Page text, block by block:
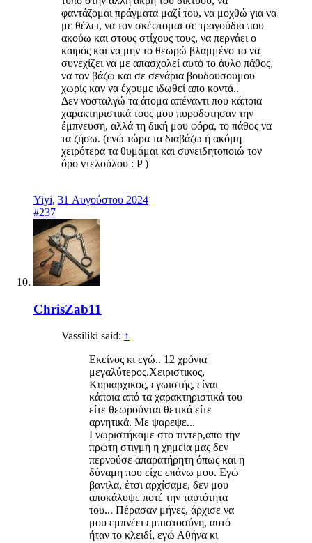
φαντάζομαι πράγματα μαζί του, να μοχθώ για να
με θέλει, να τον σκέφτομαι σε τραγούδια που
ακούω και στους στίχους τους, να περνάει ο
καιρός και να μην το θεωρώ βλαμμένο το να
συνεχίζει να με απασχολεί αυτό το άυλο πάθος,
να τον βάζω και σε σενάρια βουδουσουμου
χωρίς καν να έχουμε ιδωθεί απο κοντά..
Δεν νοσταλγώ τα άτομα απέναντι που κάποια
χαρακτηριστικά τους μου πυροδοτησαν την
έμπνευση, αλλά τη δική μου φόρα, το πάθος να
τα ζήσω. (ενώ τώρα τα διαβάζω ή ακόμη
χειρότερα τα θυμάμαι και συνειδητοποιώ τον
όρο ντελούλου : P )
Yiyi, 31 Αυγούστου 2024
#237
ChrisZab11
Vassiliki said: ↑
Εκείνος κι εγώ.. 12 χρόνια
μεγαλύτερος.Χειριστικος,
Κυριαρχικος, εγωιστής, είναι
κάποια από τα χαρακτηριστικά του
είτε θεωρούνται θετικά είτε
αρνητικά. Με ψαρεψε...
Γνωριστήκαμε στο τιντερ,απο την
πρώτη στιγμή η χημεία μας δεν
περνούσε απαρατήρητη όπως και η
δύναμη που είχε επάνω μου. Εγώ
βανιλα, έτσι αρχίσαμε, δεν μου
αποκάλυψε ποτέ την ταυτότητα
του... Πέρασαν μήνες, άρχισε να
μου εμπνέει εμπιστοσύνη, αυτό
ήταν το κλειδί, εγώ Αθήνα κι